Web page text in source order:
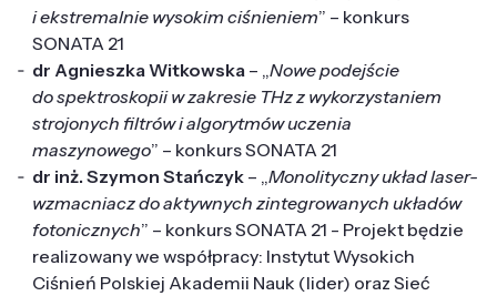
i ekstremalnie wysokim ciśnieniem” – konkurs
SONATA 21
dr Agnieszka Witkowska– „Nowe podejście
do spektroskopii w zakresie THz z wykorzystaniem
strojonych filtrów i algorytmów uczenia
maszynowego” – konkurs SONATA 21
dr inż. Szymon Stańczyk– „Monolityczny układ laser-
wzmacniacz do aktywnych zintegrowanych układów
fotonicznych” – konkurs SONATA 21 - Projekt będzie
realizowany we współpracy: Instytut Wysokich
Ciśnień Polskiej Akademii Nauk (lider) oraz Sieć